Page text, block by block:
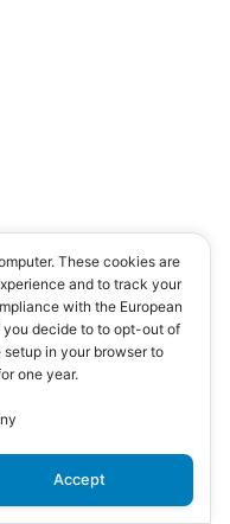
These cookies are
and to track your
with the European
decide to to opt-out of
in your browser to
one year.
Accept